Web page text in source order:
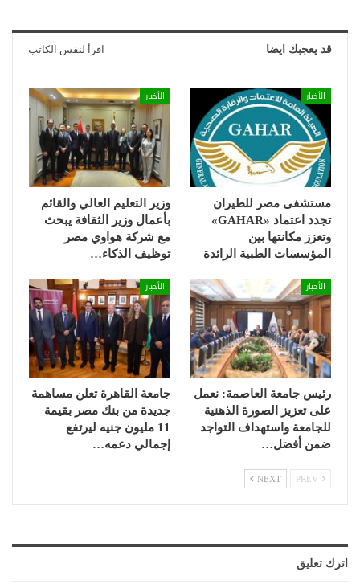
قد يعجبك ايضا اقرأ لنفس الكاتب
الأخبار
مستشفى مصر للطيران
تجدد اعتماد «GAHAR»
وتعزز مكانتها بين
المؤسسات الطبية الرائدة
الأخبار
وزير التعليم العالي والقائم
بأعمال وزير الثقافة يبحث
مع شركة هواوي مصر
توظيف الذكاء…
الأخبار
رئيس جامعة العاصمة: نعمل
على تعزيز الصورة الذهنية
للجامعة واستهداف التواجد
ضمن أفضل…
الأخبار
جامعة القاهرة تعلن مساهمة
جديدة من بنك مصر بقيمة
11 مليون جنيه ليرتفع
إجمالي دعمه…
NEXT
اترك تعليق